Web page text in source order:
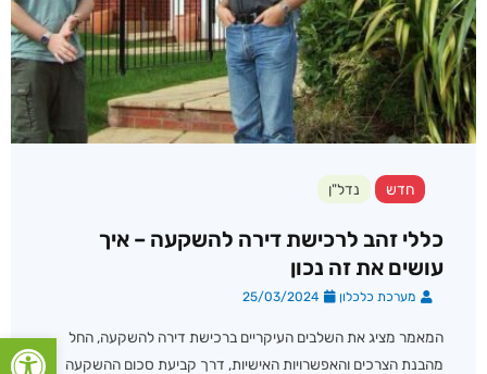
פתח
חדש נדל"ן
כללי זהב לרכישת דירה להשקעה – איך
עושים את זה נכון
מערכת כלכלון
המאמר מציג את השלבים העיקריים ברכישת דירה להשקעה, החל
מהבנת הצרכים והאפשרויות האישיות, דרך קביעת סכום ההשקעה